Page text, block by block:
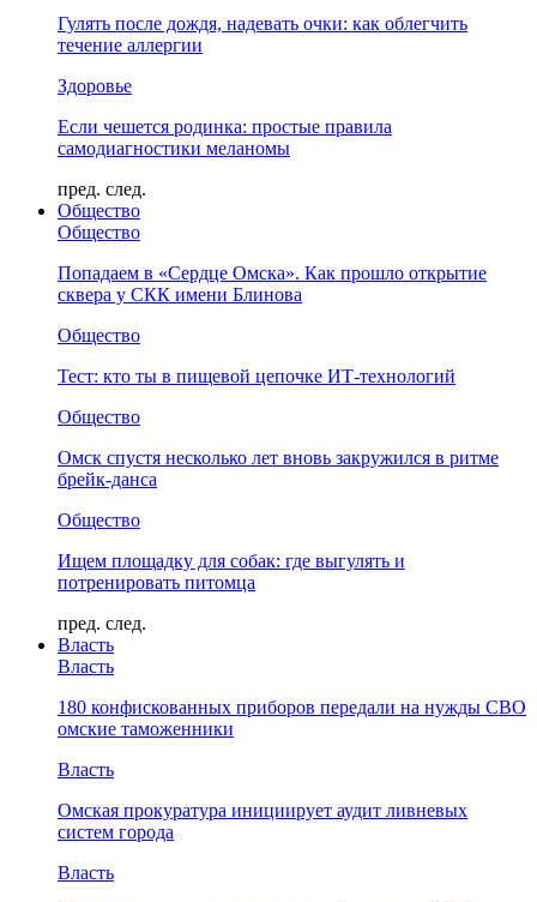
Гулять после дождя, надевать очки: как облегчить
течение аллергии
Здоровье
Если чешется родинка: простые правила
самодиагностики меланомы
пред. след.
Общество
Общество
Попадаем в «Сердце Омска». Как прошло открытие
сквера у СКК имени Блинова
Общество
Тест: кто ты в пищевой цепочке ИТ-технологий
Общество
Омск спустя несколько лет вновь закружился в ритме
брейк-данса
Общество
Ищем площадку для собак: где выгулять и
потренировать питомца
пред. след.
Власть
Власть
180 конфискованных приборов передали на нужды СВО
омские таможенники
Власть
Омская прокуратура инициирует аудит ливневых
систем города
Власть